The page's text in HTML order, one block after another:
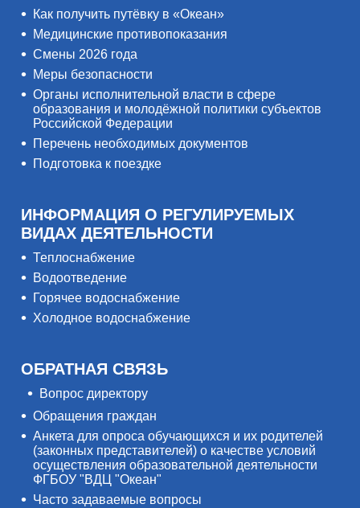
Как получить путёвку в «Океан»
Медицинские противопоказания
Смены 2026 года
Меры безопасности
Органы исполнительной власти в сфере
образования и молодёжной политики субъектов
Российской Федерации
Перечень необходимых документов
Подготовка к поездке
ИНФОРМАЦИЯ О РЕГУЛИРУЕМЫХ
ВИДАХ ДЕЯТЕЛЬНОСТИ
Теплоснабжение
Водоотведение
Горячее водоснабжение
Холодное водоснабжение
ОБРАТНАЯ СВЯЗЬ
Вопрос директору
Обращения граждан
Анкета для опроса обучающихся и их родителей
(законных представителей) о качестве условий
осуществления образовательной деятельности
ФГБОУ "ВДЦ "Океан"
Часто задаваемые вопросы